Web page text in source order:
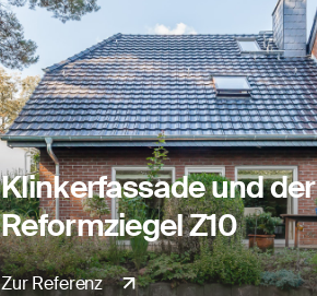
Klinkerfassade und der
Reformziegel Z10
Zur Referenz